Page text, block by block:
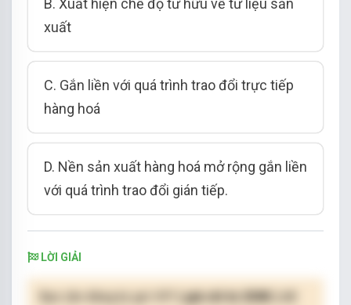
xuất
C. Gắn liền với quá trình trao đổi trực tiếp
hàng hoá
D. Nền sản xuất hàng hoá mở rộng gắn liền
với quá trình trao đổi gián tiếp.
LỜI GIẢI
( giá chỉ từ 250K )